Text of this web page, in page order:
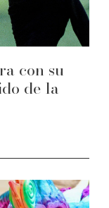
con su
de la